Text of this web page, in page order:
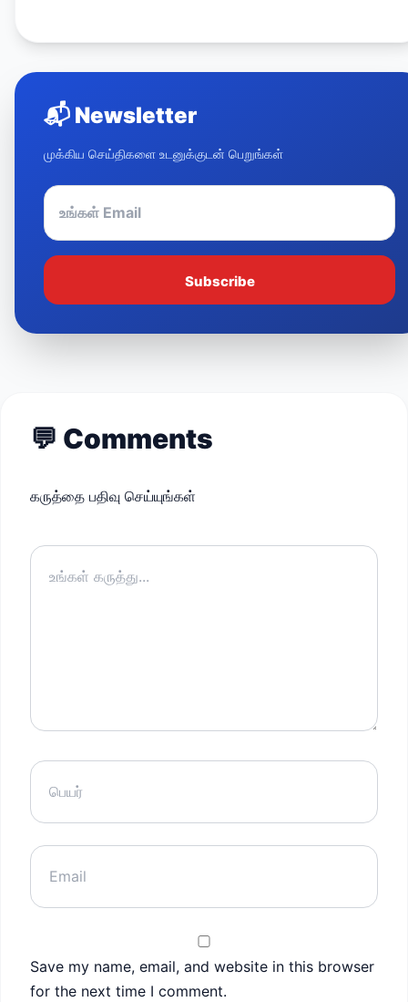
📬 Newsletter
முக்கிய செய்திகளை உடனுக்குடன் பெறுங்கள்
Subscribe
💬 Comments
கருத்தை பதிவு செய்யுங்கள்
Save my name, email, and website in this browser
for the next time I comment.